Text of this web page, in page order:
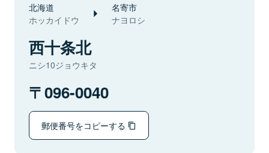
北海道
ホッカイドウ
名寄市
ナヨロシ
西十条北
ニシ10ジョウキタ
096-0040
郵便番号をコピーする